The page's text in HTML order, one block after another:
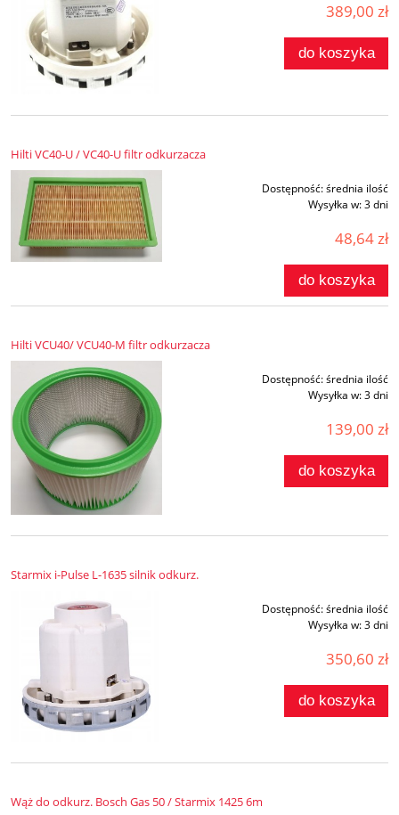
389,00 zł
do koszyka
Hilti VC40-U / VC40-U filtr odkurzacza
Dostępność:średnia ilość
Wysyłka w:3 dni
48,64 zł
do koszyka
Hilti VCU40/ VCU40-M filtr odkurzacza
Dostępność:średnia ilość
Wysyłka w:3 dni
139,00 zł
do koszyka
Starmix i-Pulse L-1635 silnik odkurz.
Dostępność:średnia ilość
Wysyłka w:3 dni
350,60 zł
do koszyka
Wąż do odkurz. Bosch Gas 50 / Starmix 1425 6m